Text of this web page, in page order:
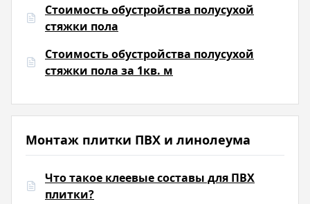
Стоимость обустройства полусухой
стяжки пола
Стоимость обустройства полусухой
стяжки пола за 1кв. м
Монтаж плитки ПВХ и линолеума
Что такое клеевые составы для ПВХ
плитки?